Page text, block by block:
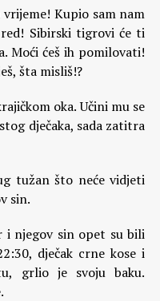
Kupio sam nam
Sibirski tigrovi će ti
Moći ćeš ih pomilovati!
šta misliš!?
oka. Učini mu se
dječaka, sada zatitra
tužan što neće vidjeti
sin.
i njegov sin opet su bili
dječak crne kose i
grlio je svoju baku.